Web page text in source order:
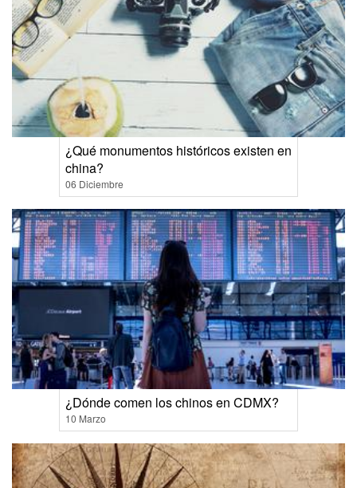
¿Qué monumentos históricos existen en
china?
06 Diciembre
¿Dónde comen los chinos en CDMX?
10 Marzo